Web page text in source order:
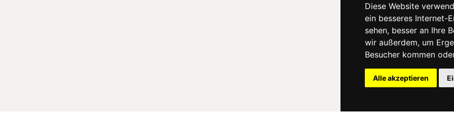
Diese Website
ein besseres Internet-
sehen, besser an Ihre
wir außerdem, um
Besucher kommen
Alle akzeptieren